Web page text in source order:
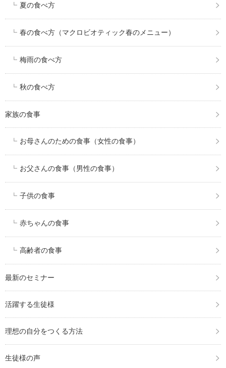
夏の食べ方
春の食べ方（マクロビオティック春のメニュー）
梅雨の食べ方
秋の食べ方
家族の食事
お母さんのための食事（女性の食事）
お父さんの食事（男性の食事）
子供の食事
赤ちゃんの食事
高齢者の食事
最新のセミナー
活躍する生徒様
理想の自分をつくる方法
生徒様の声